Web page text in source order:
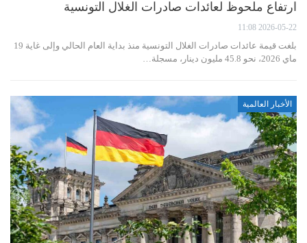
ارتفاع ملحوظ لعائدات صادرات الغلال التونسية
2026-05-22 11:08
بلغت قيمة عائدات صادرات الغلال التونسية منذ بداية العام الحالي وإلى غاية 19
ماي 2026، نحو 45.8 مليون دينار، مسجلة…
الأخبار العالمية